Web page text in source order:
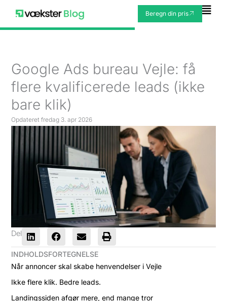
indholdet
Beregn din pris
Google Ads bureau Vejle: få
flere kvalificerede leads (ikke
bare klik)
Opdateret fredag 3. apr 2026
Del
INDHOLDSFORTEGNELSE
Når annoncer skal skabe henvendelser i Vejle
Ikke flere klik. Bedre leads.
Landingssiden afgør mere, end mange tror